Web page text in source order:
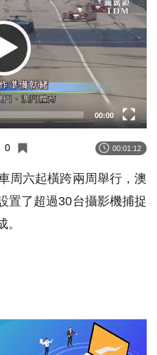
00:00
0 00:01:12
周六起橫跨兩周舉行，澳
置了超過30台攝影機捕捉